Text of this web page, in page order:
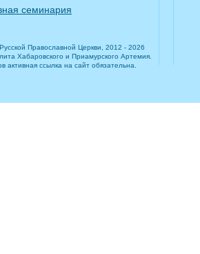
семинария
Православной Церкви, 2012 - 2026
Хабаровского и Приамурского Артемия.
активная ссылка на сайт обязательна.